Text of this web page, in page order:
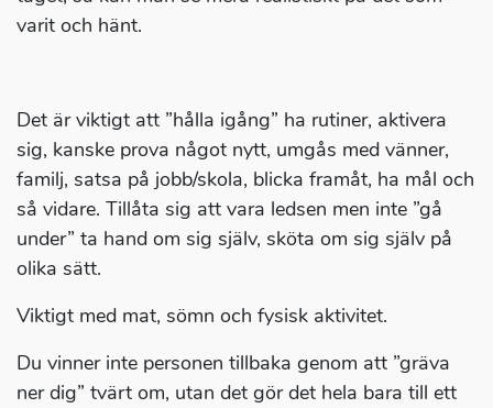
varit och hänt.
Det är viktigt att ”hålla igång” ha rutiner, aktivera
sig, kanske prova något nytt, umgås med vänner,
familj, satsa på jobb/skola, blicka framåt, ha mål och
så vidare. Tillåta sig att vara ledsen men inte ”gå
under” ta hand om sig själv, sköta om sig själv på
olika sätt.
Viktigt med mat, sömn och fysisk aktivitet.
Du vinner inte personen tillbaka genom att ”gräva
ner dig” tvärt om, utan det gör det hela bara till ett